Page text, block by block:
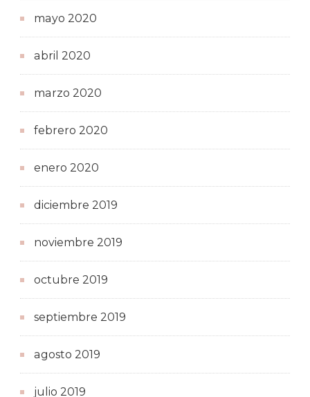
mayo 2020
abril 2020
marzo 2020
febrero 2020
enero 2020
diciembre 2019
noviembre 2019
octubre 2019
septiembre 2019
agosto 2019
julio 2019